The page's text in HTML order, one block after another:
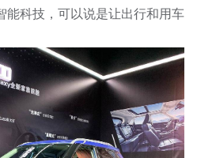
能科技，可以说是让出行和用车